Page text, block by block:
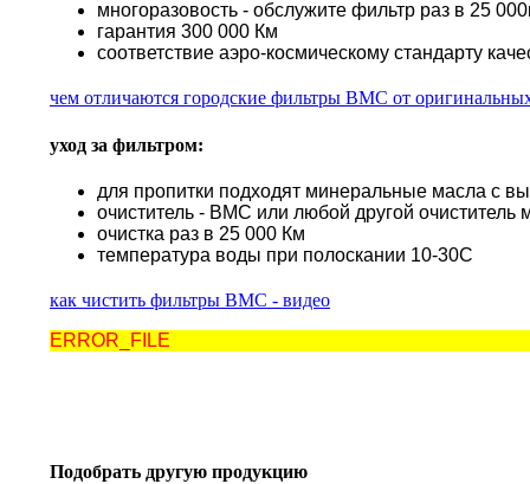
многоразовость - обслужите фильтр раз в 25
гарантия 300 000 Км
соответствие аэро-космическому стандарту
чем отличаются городские фильтры BMC от
уход за фильтром:
для пропитки подходят минеральные масла с
очиститель - BMC или любой другой
очистка раз в 25 000 Км
температура воды при полоскании 10-30С
как чистить фильтры BMC - видео
ERROR_FILE
Подобрать другую продукцию